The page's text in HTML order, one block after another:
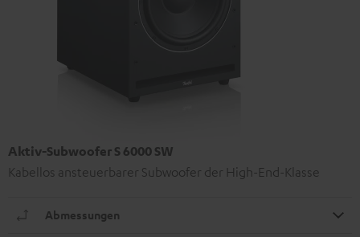
Aktiv-Subwoofer S 6000 SW
Kabellos ansteuerbarer Subwoofer der High-End-Klasse
Abmessungen